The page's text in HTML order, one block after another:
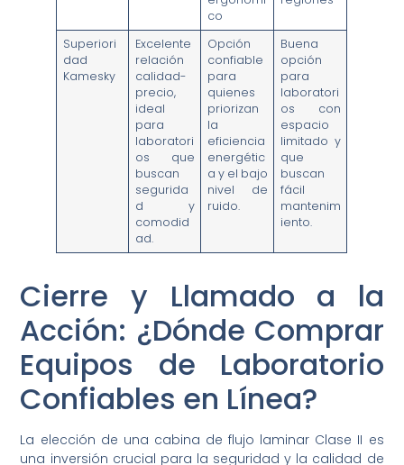
co
Superiori
dad
Kamesky
Excelente
relación
calidad-
precio,
ideal
para
laboratori
os que
buscan
segurida
d y
comodid
ad.
Opción
confiable
para
quienes
priorizan
la
eficiencia
energétic
a y el bajo
nivel de
ruido.
Buena
opción
para
laboratori
os con
espacio
limitado y
que
buscan
fácil
mantenim
iento.
Cierre y Llamado a la
Acción: ¿Dónde Comprar
Equipos de Laboratorio
Confiables en Línea?
La elección de una cabina de flujo laminar Clase II es
una inversión crucial para la seguridad y la calidad de